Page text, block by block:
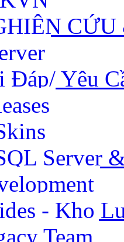
Đáp/ Yêu
Server
- Kho
Team